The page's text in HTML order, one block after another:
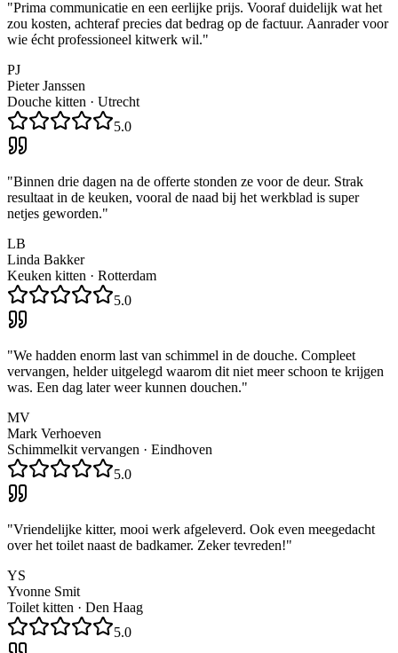
"Prima communicatie en een eerlijke prijs. Vooraf duidelijk wat het
zou kosten, achteraf precies dat bedrag op de factuur. Aanrader voor
wie écht professioneel kitwerk wil."
PJ
Pieter Janssen
Douche kitten · Utrecht
5.0
"Binnen drie dagen na de offerte stonden ze voor de deur. Strak
resultaat in de keuken, vooral de naad bij het werkblad is super
netjes geworden."
LB
Linda Bakker
Keuken kitten · Rotterdam
5.0
"We hadden enorm last van schimmel in de douche. Compleet
vervangen, helder uitgelegd waarom dit niet meer schoon te krijgen
was. Een dag later weer kunnen douchen."
MV
Mark Verhoeven
Schimmelkit vervangen · Eindhoven
5.0
"Vriendelijke kitter, mooi werk afgeleverd. Ook even meegedacht
over het toilet naast de badkamer. Zeker tevreden!"
YS
Yvonne Smit
Toilet kitten · Den Haag
5.0